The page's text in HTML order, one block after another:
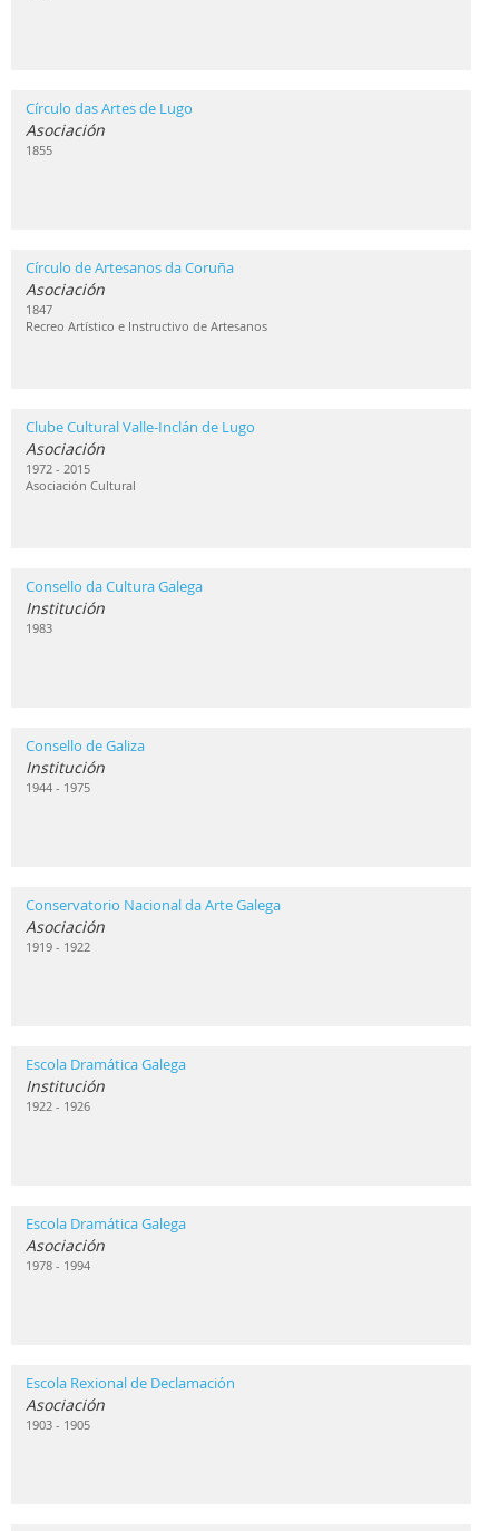
Círculo das Artes de Lugo
Asociación
1855
Círculo de Artesanos da Coruña
Asociación
1847
Recreo Artístico e Instructivo de Artesanos
Clube Cultural Valle-Inclán de Lugo
Asociación
1972 - 2015
Asociación Cultural
Consello da Cultura Galega
Institución
1983
Consello de Galiza
Institución
1944 - 1975
Conservatorio Nacional da Arte Galega
Asociación
1919 - 1922
Escola Dramática Galega
Institución
1922 - 1926
Escola Dramática Galega
Asociación
1978 - 1994
Escola Rexional de Declamación
Asociación
1903 - 1905